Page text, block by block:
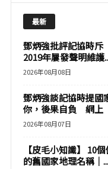
最新
鄧炳強批評記協時
2019年屢發聲明維護
2026年08月08日
鄧炳強談記協時提國
你，後果自負 網上
2026年08月07日
【皮毛小知識】 10
的舊國家地理名稱｜...